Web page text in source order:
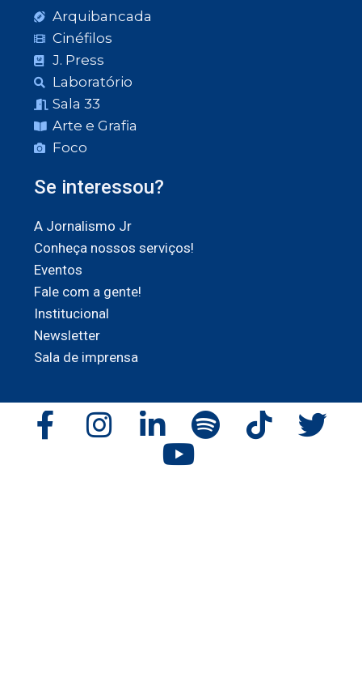
Arquibancada
Cinéfilos
J. Press
Laboratório
Sala 33
Arte e Grafia
Foco
Se interessou?
A Jornalismo Jr
Conheça nossos serviços!
Eventos
Fale com a gente!
Institucional
Newsletter
Sala de imprensa